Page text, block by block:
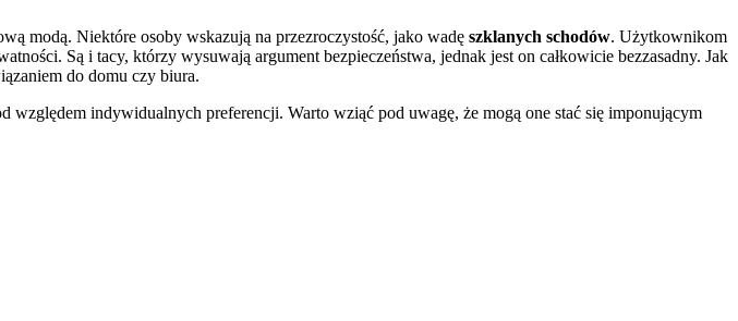
modą. Niektóre osoby wskazują na przezroczystość, jako wadę szklanych schodów. Użytkownikom
Są i tacy, którzy wysuwają argument bezpieczeństwa, jednak jest on całkowicie bezzasadny. Jak
do domu czy biura.
względem indywidualnych preferencji. Warto wziąć pod uwagę, że mogą one stać się imponującym